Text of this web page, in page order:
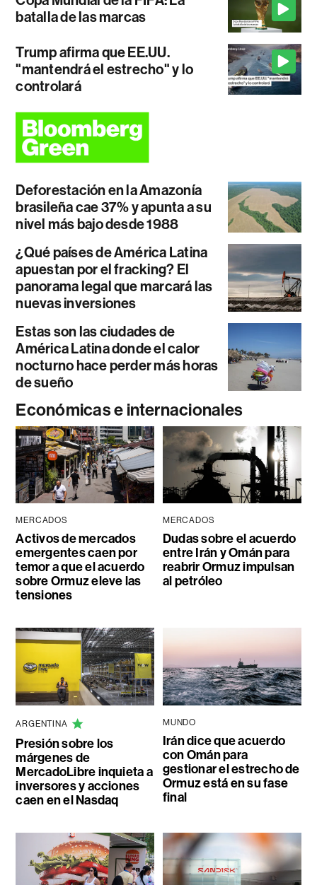
batalla de las marcas
Trump afirma que EE.UU.
"mantendrá el estrecho" y lo
controlará
Deforestación en la Amazonía
brasileña cae 37% y apunta a su
nivel más bajo desde 1988
¿Qué países de América Latina
apuestan por el fracking? El
panorama legal que marcará las
nuevas inversiones
Estas son las ciudades de
América Latina donde el calor
nocturno hace perder más horas
de sueño
Económicas e internacionales
MERCADOS
Activos de mercados
emergentes caen por
temor a que el acuerdo
sobre Ormuz eleve las
tensiones
MERCADOS
Dudas sobre el acuerdo
entre Irán y Omán para
reabrir Ormuz impulsan
al petróleo
ARGENTINA
Presión sobre los
márgenes de
MercadoLibre inquieta a
inversores y acciones
caen en el Nasdaq
MUNDO
Irán dice que acuerdo
con Omán para
gestionar el estrecho de
Ormuz está en su fase
final